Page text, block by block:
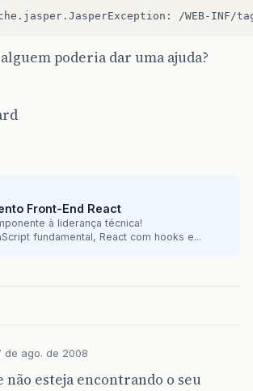
/WEB-INF/
poderia dar uma ajuda?
Front-End React
à liderança técnica!
fundamental, React com hooks e...
de ago. de 2008
não esteja encontrando o seu